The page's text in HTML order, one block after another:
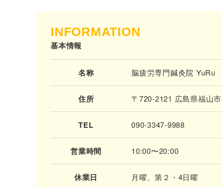
INFORMATION
基本情報
名称 脳疲労専門鍼灸院 YuRu
住所 〒720-2121 広島県福山
TEL 090-3347-9988
営業時間 10:00〜20:00
休業日 月曜、第２・4日曜